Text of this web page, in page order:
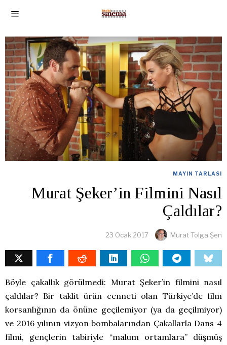
MAYIN TARLASI
Murat Şeker’in Filmini Nasıl
Çaldılar?
23 Ocak 2017 Murat Tolga Şen
Böyle çakallık görülmedi: Murat Şeker’in filmini nasıl
çaldılar? Bir taklit ürün cenneti olan Türkiye’de film
korsanlığının da önüne geçilemiyor (ya da geçilmiyor)
ve 2016 yılının vizyon bombalarından Çakallarla Dans 4
filmi, gençlerin tabiriyle “malum ortamlara” düşmüş